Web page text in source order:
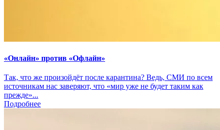
«Онлайн» против «Офлайн»
Так, что же произойдёт после карантина? Ведь, СМИ по всем
источникам нас заверяют, что «мир уже не будет таким как
прежде»...
Подробнее